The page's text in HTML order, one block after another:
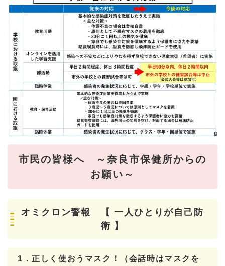
市民の皆様へ ～奈良市保健所からの
お願い～
オミクロン警報 【 一人ひとりが自己防
衛 】
1．正しく使おうマスク！（会話時はマスクを